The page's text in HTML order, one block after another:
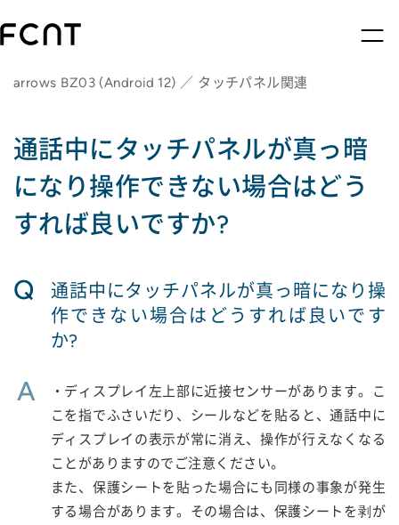
arrows BZ03 (Android 12) ／ タッチパネル関連
通話中にタッチパネルが真っ暗
になり操作できない場合はどう
すれば良いですか?
Q
通話中にタッチパネルが真っ暗になり操
作できない場合はどうすれば良いです
か?
A
・ディスプレイ左上部に近接センサーがあります。こ
こを指でふさいだり、シールなどを貼ると、通話中に
ディスプレイの表示が常に消え、操作が行えなくなる
ことがありますのでご注意ください。
また、保護シートを貼った場合にも同様の事象が発生
する場合があります。その場合は、保護シートを剥が